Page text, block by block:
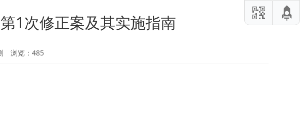
1次修正案及其实施指南
浏览： 485